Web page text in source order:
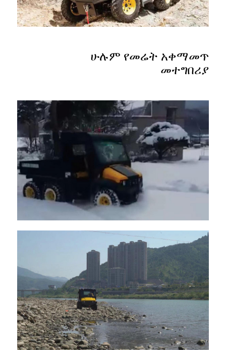
ሁሉም የመሬት አቀማመጥ
መተግበሪያ